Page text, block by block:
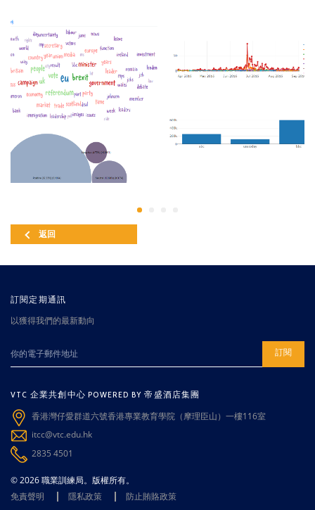
返回
訂閱定期通訊
以獲得我們的最新動向
訂閱
VTC 企業共創中心 POWERED BY 帝盛酒店集團
香港灣仔愛群道六號香港專業教育學院（摩理臣山）一樓116室
itcc@vtc.edu.hk
2835 4501
© 2026 職業訓練局。版權所有。
免責聲明
隱私政策 防止賄賂政策